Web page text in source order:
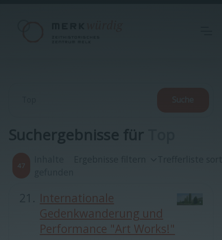
Suchergebnisse für
47
Internationale
Gedenkwanderung und
Performance "Art Works!"